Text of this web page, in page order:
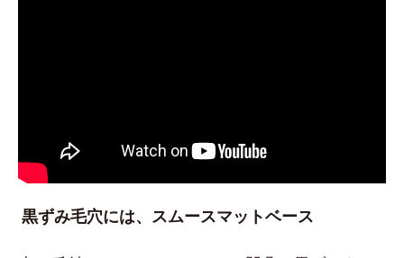
黒ずみ毛穴には、スムースマットベース